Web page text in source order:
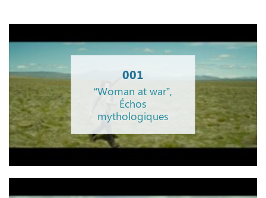
001
“Woman at war”,
Échos
mythologiques